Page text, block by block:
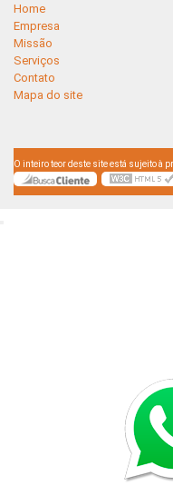
Home
Empresa
Missão
Serviços
Contato
Mapa do site
O inteiro teor deste site está sujeito à